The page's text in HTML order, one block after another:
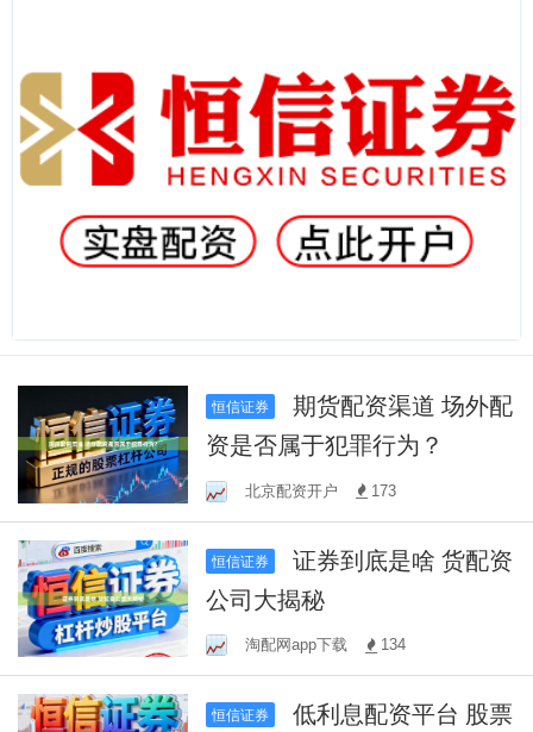
恒信证券
期货配资渠道 场外配
资是否属于犯罪行为？
北京配资开户 173
恒信证券
证券到底是啥 货配资
公司大揭秘
淘配网app下载 134
恒信证券
低利息配资平台 股票